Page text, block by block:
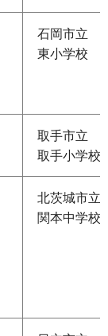
石岡市立
東小学校
取手市立
取手小学校
北茨城市立
関本中学校